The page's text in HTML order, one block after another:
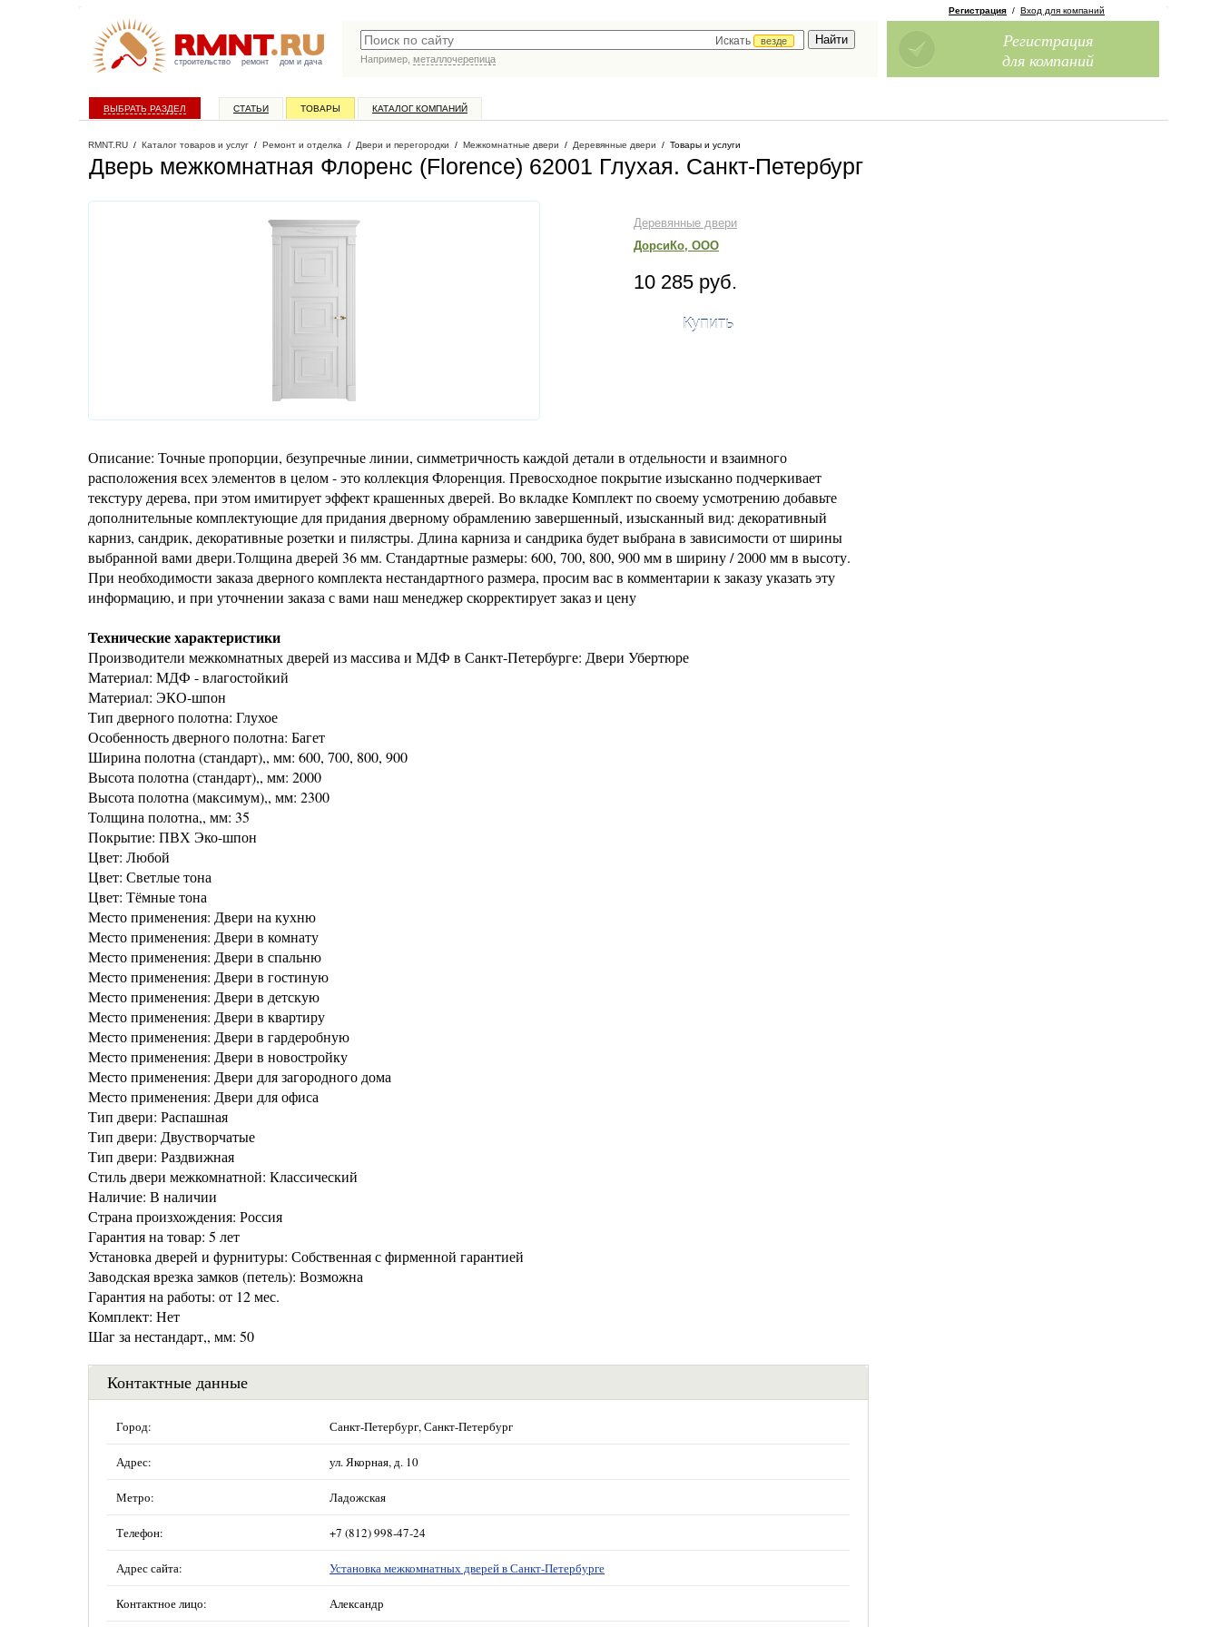
строительство ремонт дом и дача
Искать
везде
Например, металлочерепица
Регистрация / Вход для компаний
Регистрация
для компаний
ВЫБРАТЬ РАЗДЕЛ СТАТЬИ ТОВАРЫ КАТАЛОГ КОМПАНИЙ
RMNT.RU / Каталог товаров и услуг / Ремонт и отделка / Двери и перегородки / Межкомнатные двери / Деревянные двери / Товары и услуги
Дверь межкомнатная Флоренс (Florence) 62001 Глухая. Санкт-Петербург
Деревянные двери
ДорсиКо, ООО
10 285 руб.
Купить
Описание: Точные пропорции, безупречные линии, симметричность каждой детали в отдельности и взаимного
расположения всех элементов в целом - это коллекция Флоренция. Превосходное покрытие изысканно подчеркивает
текстуру дерева, при этом имитирует эффект крашенных дверей. Во вкладке Комплект по своему усмотрению добавьте
дополнительные комплектующие для придания дверному обрамлению завершенный, изысканный вид: декоративный
карниз, сандрик, декоративные розетки и пилястры. Длина карниза и сандрика будет выбрана в зависимости от ширины
выбранной вами двери.Толщина дверей 36 мм. Стандартные размеры: 600, 700, 800, 900 мм в ширину / 2000 мм в высоту.
При необходимости заказа дверного комплекта нестандартного размера, просим вас в комментарии к заказу указать эту
информацию, и при уточнении заказа с вами наш менеджер скорректирует заказ и цену
Технические характеристики
Производители межкомнатных дверей из массива и МДФ в Санкт-Петербурге: Двери Убертюре
Материал: МДФ - влагостойкий
Материал: ЭКО-шпон
Тип дверного полотна: Глухое
Особенность дверного полотна: Багет
Ширина полотна (стандарт),, мм: 600, 700, 800, 900
Высота полотна (стандарт),, мм: 2000
Высота полотна (максимум),, мм: 2300
Толщина полотна,, мм: 35
Покрытие: ПВХ Эко-шпон
Цвет: Любой
Цвет: Светлые тона
Цвет: Тёмные тона
Место применения: Двери на кухню
Место применения: Двери в комнату
Место применения: Двери в спальню
Место применения: Двери в гостиную
Место применения: Двери в детскую
Место применения: Двери в квартиру
Место применения: Двери в гардеробную
Место применения: Двери в новостройку
Место применения: Двери для загородного дома
Место применения: Двери для офиса
Тип двери: Распашная
Тип двери: Двустворчатые
Тип двери: Раздвижная
Стиль двери межкомнатной: Классический
Наличие: В наличии
Страна произхождения: Россия
Гарантия на товар: 5 лет
Установка дверей и фурнитуры: Собственная с фирменной гарантией
Заводская врезка замков (петель): Возможна
Гарантия на работы: от 12 мес.
Комплект: Нет
Шаг за нестандарт,, мм: 50
Контактные данные
Город: Санкт-Петербург, Санкт-Петербург
Адрес: ул. Якорная, д. 10
Метро: Ладожская
Телефон: +7 (812) 998-47-24
Адрес сайта: Установка межкомнатных дверей в Санкт-Петербурге
Контактное лицо: Александр